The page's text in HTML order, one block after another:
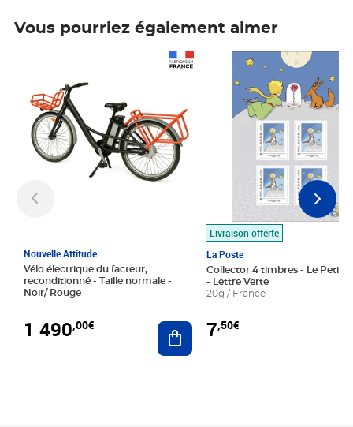
Vous pourriez également aimer
Nouvelle Attitude
Vélo électrique du facteur,
reconditionné - Taille normale -
Noir/ Rouge
1 490,00€ Ajouter au panier
Livraison offerte
La Poste
Collector 4 timbres - Le Petit
- Lettre Verte
20g / France
7,50€
Prix 7,50€